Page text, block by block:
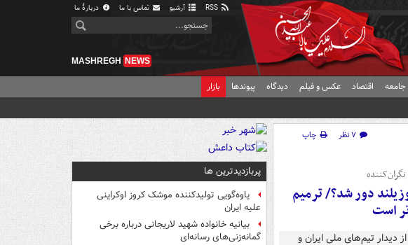
آرشیو تماس با ما دربارهٔ ما
MASHREGH NEWS
جامعه اقتصاد عکس و فیلم دیدگاه پیوندها بازار
۷ نظر
چاپ
دور شد؟/ ترمیم
است
پربازدیدترین ها
یاوه‌گویی تولیدکننده موشک کروز اوکراینی
علیه ایران
بیانیه خانواده شهید لاریجانی درباره برخی
گمانه‌زنی‌های رسانه‌ای